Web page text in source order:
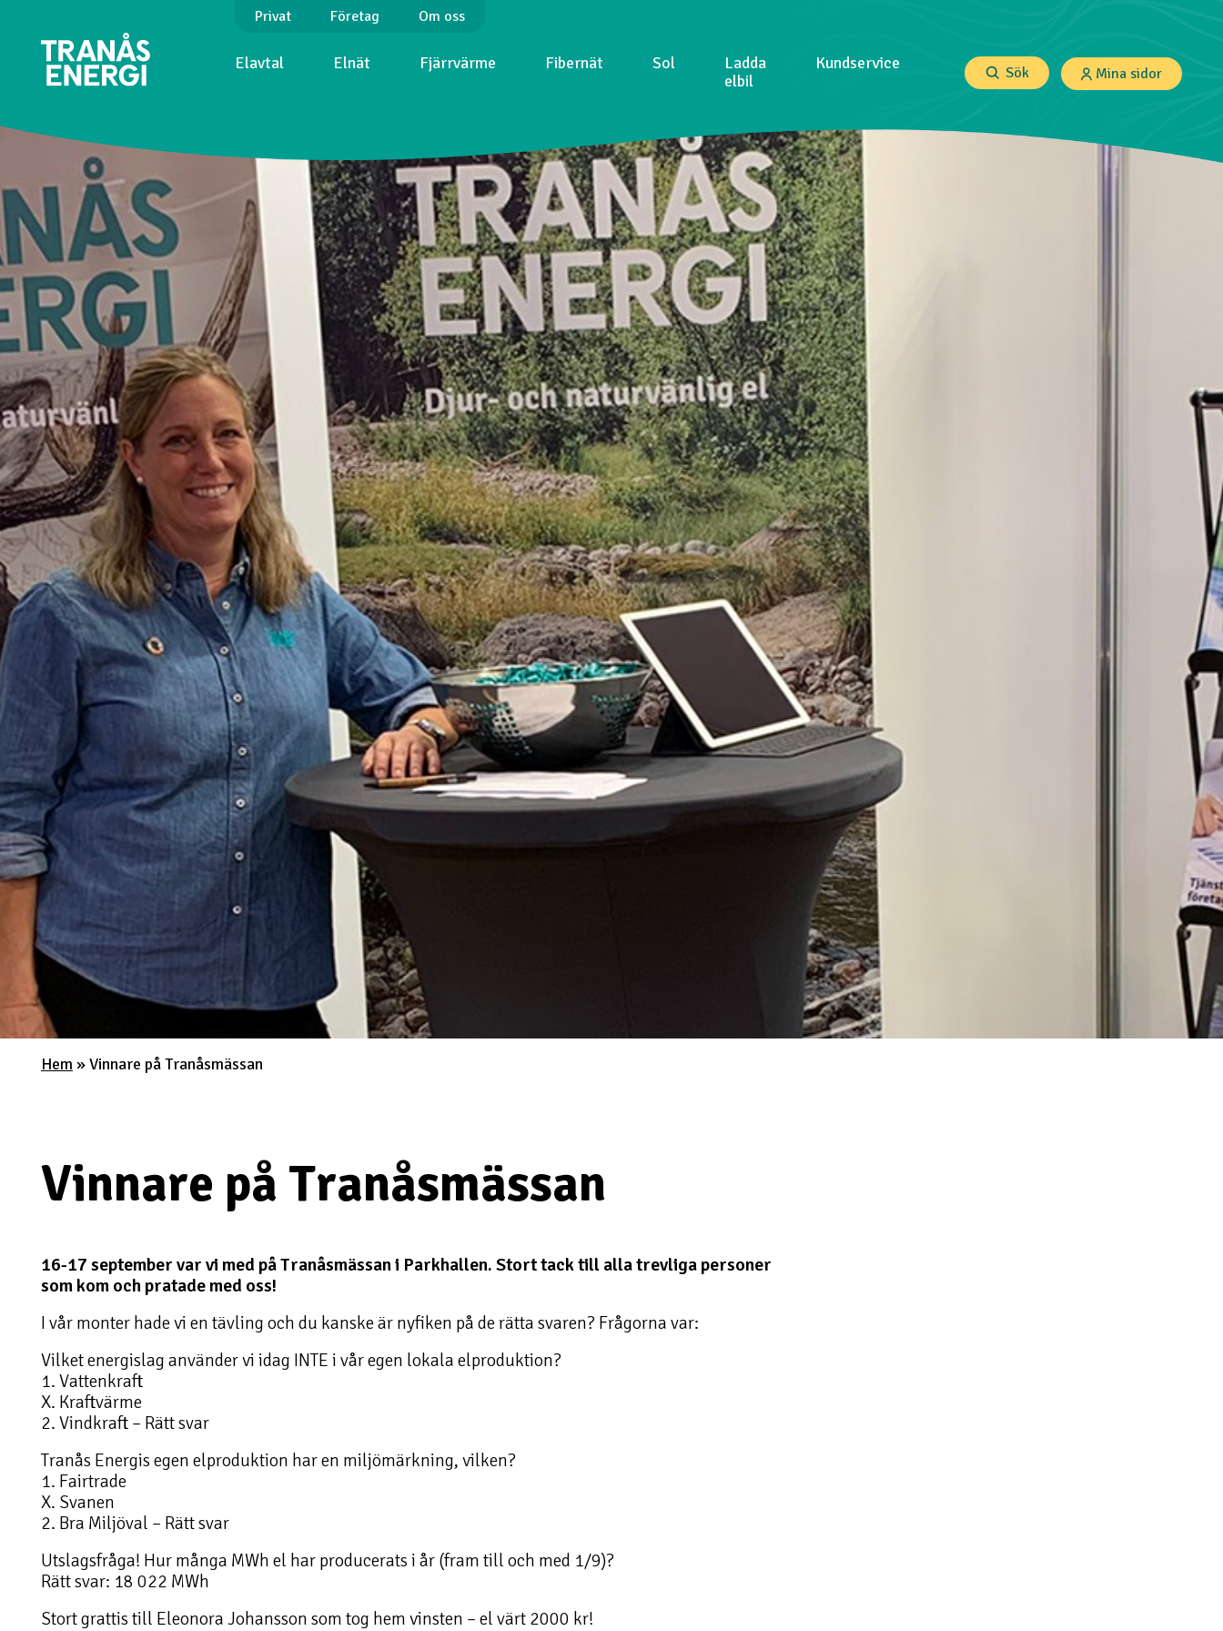
Privat Företag Om oss
Elavtal Elnät Fjärrvärme Fibernät Sol
Ladda
elbil
Kundservice Sök Mina sidor
Hem »Vinnare på Tranåsmässan
Vinnare på Tranåsmässan
16-17 september var vi med på Tranåsmässan i Parkhallen. Stort tack till alla trevliga personer
som kom och pratade med oss!
I vår monter hade vi en tävling och du kanske är nyfiken på de rätta svaren? Frågorna var:
Vilket energislag använder vi idag INTE i vår egen lokala elproduktion?
1. Vattenkraft
X. Kraftvärme
2. Vindkraft – Rätt svar
Tranås Energis egen elproduktion har en miljömärkning, vilken?
1. Fairtrade
X. Svanen
2. Bra Miljöval – Rätt svar
Utslagsfråga! Hur många MWh el har producerats i år (fram till och med 1/9)?
Rätt svar: 18 022 MWh
Stort grattis till Eleonora Johansson som tog hem vinsten – el värt 2000 kr!